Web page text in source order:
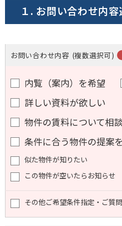
１. お問い合わせ内容
お問い合わせ内容 (複数選択可)
内覧（案内）を希望
詳しい資料が欲しい
物件の賃料について相
条件に合う物件の提案
似た物件が知りたい
この物件が空いたらお知らせ
その他ご希望条件指定・ご質